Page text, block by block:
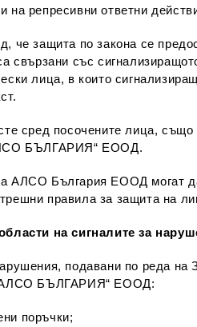
на репресивни ответни
че защита по закона се
свързани със
лица, в които
сред посочените лица,
БЪЛГАРИЯ“ ЕООД.
АЛСО България ЕООД могат да
правила за защита на
на сигналите за
подавани по реда
БЪЛГАРИЯ“ ЕООД:
поръчки;